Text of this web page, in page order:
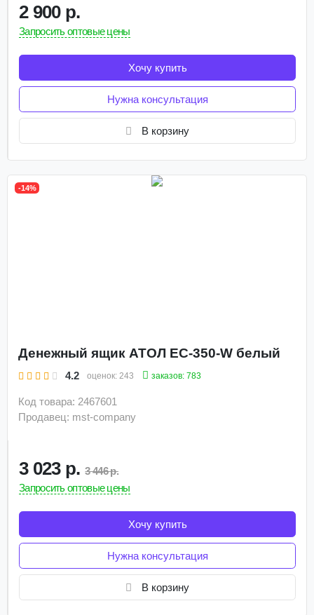
2 900 р.
Запросить оптовые цены
Хочу купить
Нужна консультация
В корзину
-14%
Денежный ящик АТОЛ EC-350-W белый
4.2 оценок: 243 заказов: 783
Код товара: 2467601
Продавец: mst-company
3 023 р. 3 446 р.
Запросить оптовые цены
Хочу купить
Нужна консультация
В корзину